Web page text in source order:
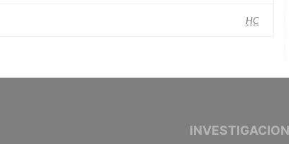
HC
INTERNATIONAL CONSORTIUM OF